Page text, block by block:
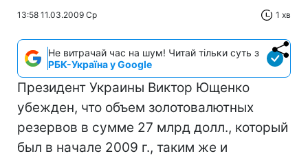
13:58 11.03.2009 Ср 1 хв
Не витрачай час на шум! Читай тільки суть з
РБК-Україна у Google
Президент Украины Виктор Ющенко
убежден, что объем золотовалютных
резервов в сумме 27 млрд долл., который
был в начале 2009 г., таким же и